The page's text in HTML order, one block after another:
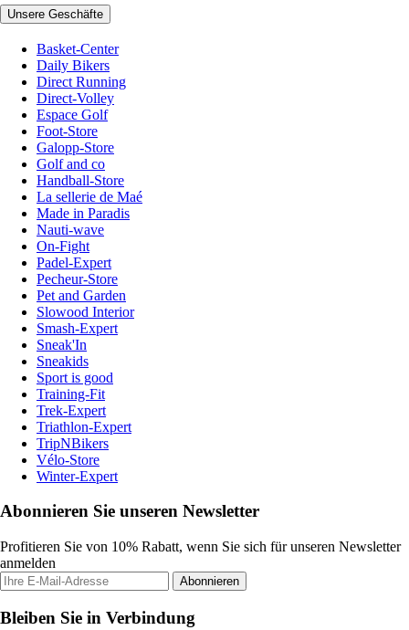
Unsere Geschäfte
Basket-Center
Daily Bikers
Direct Running
Direct-Volley
Espace Golf
Foot-Store
Galopp-Store
Golf and co
Handball-Store
La sellerie de Maé
Made in Paradis
Nauti-wave
On-Fight
Padel-Expert
Pecheur-Store
Pet and Garden
Slowood Interior
Smash-Expert
Sneak'In
Sneakids
Sport is good
Training-Fit
Trek-Expert
Triathlon-Expert
TripNBikers
Vélo-Store
Winter-Expert
Abonnieren Sie unseren Newsletter
Profitieren Sie von 10% Rabatt, wenn Sie sich für unseren Newsletter
anmelden
Abonnieren
Bleiben Sie in Verbindung